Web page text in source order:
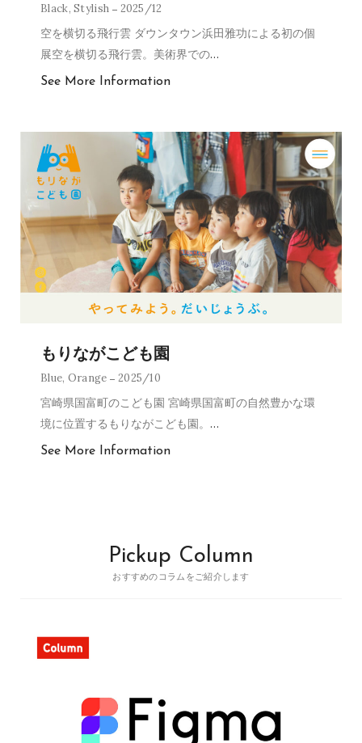
Black,Stylish 2025/12
空を横切る飛行雲 ダウンタウン浜田雅功による初の個
展空を横切る飛行雲。美術界での…
See More Information
もりながこども園
Blue, Orange 2025/10
宮崎県国富町のこども園 宮崎県国富町の自然豊かな環
境に位置するもりながこども園。 …
See More Information
Pickup Column
おすすめのコラムをご紹介します